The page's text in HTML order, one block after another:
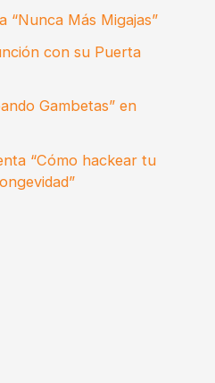
“Nunca Más Migajas”
con su Puerta
Gambetas” en
“Cómo hackear tu